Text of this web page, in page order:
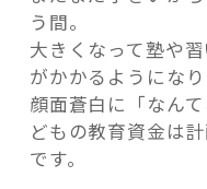
う間。
大きくなって塾や
がかかるようになり
顔面蒼白に「なん
どもの教育資金は
です。